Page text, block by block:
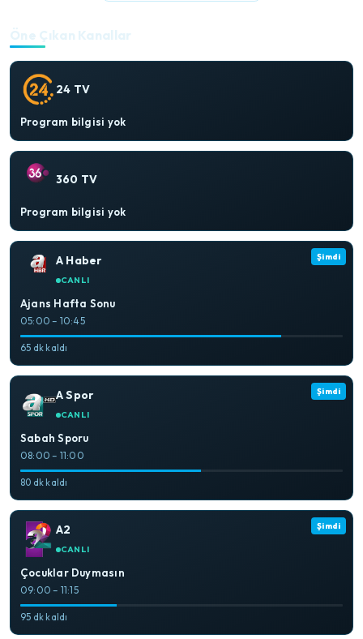
Öne Çıkan Kanallar
24 TV
Program bilgisi yok
360 TV
Program bilgisi yok
Şimdi
A Haber
CANLI
Ajans Hafta Sonu
05:00 – 10:45
65 dk kaldı
Şimdi
A Spor
CANLI
Sabah Sporu
08:00 – 11:00
80 dk kaldı
Şimdi
A2
CANLI
Çocuklar Duymasın
09:00 – 11:15
95 dk kaldı